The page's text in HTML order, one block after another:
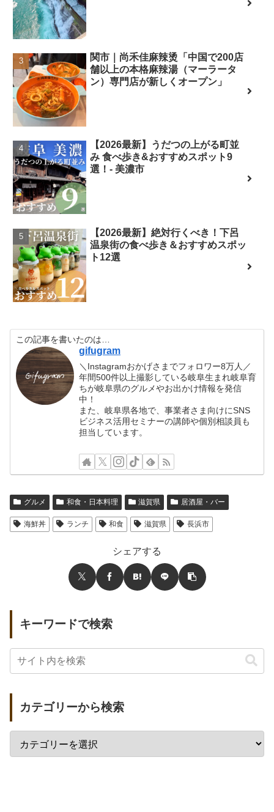
関市｜尚禾佳麻辣烫「中国で200店
舗以上の本格麻辣湯（マーラータ
ン）専門店が新しくオープン」
【2026最新】うだつの上がる町並
み 食べ歩き&おすすめスポット9
選！- 美濃市
【2026最新】絶対行くべき！下呂
温泉街の食べ歩き＆おすすめスポッ
ト12選
この記事を書いたのは…
gifugram
＼Instagramおかげさまでフォロワー8万人／
年間500件以上撮影している岐阜生まれ岐阜育
ちが岐阜県のグルメやお出かけ情報を発信
中！
また、岐阜県各地で、事業者さま向けにSNS
ビジネス活用セミナーの講師や個別相談員も
担当しています。
グルメ 和食・日本料理 滋賀県 居酒屋・バー
海鮮丼 ランチ 和食 滋賀県 長浜市
シェアする
キーワードで検索
カテゴリーから検索